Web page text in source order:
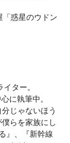
「惑星のウドン
ター。
に執筆中。
じゃないほう
らを家族にし
』、『新幹線